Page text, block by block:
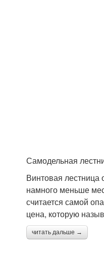
Самодельная
Винтовая лестница
намного меньше
считается самой
цена, которую
читать дальше →